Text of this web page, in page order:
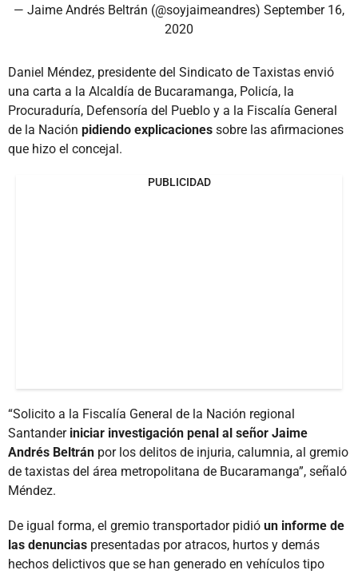
— Jaime Andrés Beltrán (@soyjaimeandres) September 16,
2020
Daniel Méndez, presidente del Sindicato de Taxistas envió
una carta a la Alcaldía de Bucaramanga, Policía, la
Procuraduría, Defensoría del Pueblo y a la Fiscalía General
de la Nación pidiendo explicaciones sobre las afirmaciones
que hizo el concejal.
PUBLICIDAD
“Solicito a la Fiscalía General de la Nación regional
Santanderiniciar investigación penal al señor Jaime
Andrés Beltrán por los delitos de injuria, calumnia, al gremio
de taxistas del área metropolitana de Bucaramanga”, señaló
Méndez.
De igual forma, el gremio transportador pidió un informe de
las denuncias presentadas por atracos, hurtos y demás
hechos delictivos que se han generado en vehículos tipo